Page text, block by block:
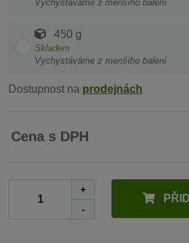
Vychystáváme z menšího balení
450 g
Skladem
Vychystáváme z menšího balení
Dostupnost na prodejnách
Cena s DPH
+
-